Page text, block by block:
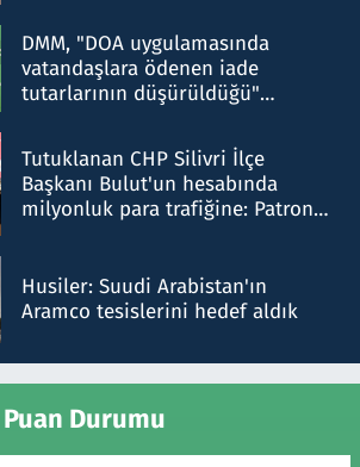
DMM, "DOA uygulamasında
vatandaşlara ödenen iade
tutarlarının düşürüldüğü"
Tutuklanan CHP Silivri İlçe
Başkanı Bulut'un hesabında
milyonluk para trafiğine: Patron
Husiler: Suudi Arabistan'ın
Aramco tesislerini hedef aldık
Durumu